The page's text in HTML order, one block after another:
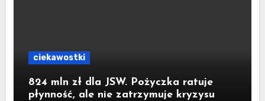
ciekawostki
824 mln zł dla JSW. Pożyczka ratuje
płynność, ale nie zatrzymuje kryzysu